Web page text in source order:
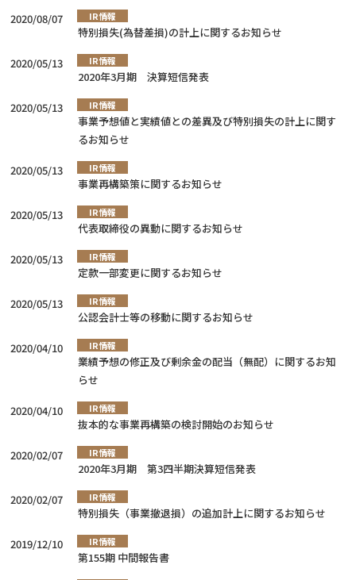
2020/08/07 IR情報
特別損失(為替差損)の計上に関するお知らせ
2020/05/13 IR情報
2020年3月期 決算短信発表
2020/05/13 IR情報
事業予想値と実績値との差異及び特別損失の計上に関す
るお知らせ
2020/05/13 IR情報
事業再構築策に関するお知らせ
2020/05/13 IR情報
代表取締役の異動に関するお知らせ
2020/05/13 IR情報
定款一部変更に関するお知らせ
2020/05/13 IR情報
公認会計士等の移動に関するお知らせ
2020/04/10 IR情報
業績予想の修正及び剰余金の配当（無配）に関するお知
らせ
2020/04/10 IR情報
抜本的な事業再構築の検討開始のお知らせ
2020/02/07 IR情報
2020年3月期 第3四半期決算短信発表
2020/02/07 IR情報
特別損失（事業撤退損）の追加計上に関するお知らせ
2019/12/10 IR情報
第155期 中間報告書